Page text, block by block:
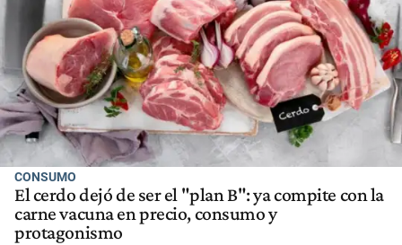
CONSUMO
El cerdo dejó de ser el "plan B": ya compite con la
carne vacuna en precio, consumo y
protagonismo